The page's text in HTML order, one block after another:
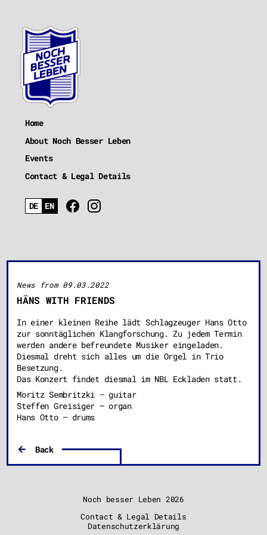
Home
About Noch Besser Leben
Events
Contact & Legal Details
News from 09.03.2022
HÄNS WITH FRIENDS
In einer kleinen Reihe lädt Schlagzeuger Hans Otto
zur sonntäglichen Klangforschung. Zu jedem Termin
werden andere befreundete Musiker eingeladen.
Diesmal dreht sich alles um die Orgel in Trio
Besetzung.
Das Konzert findet diesmal im NBL Eckladen statt.
Moritz Sembritzki – guitar
Steffen Greisiger – organ
Hans Otto – drums
Back
Noch besser Leben 2026
Contact & Legal Details
Datenschutzerklärung